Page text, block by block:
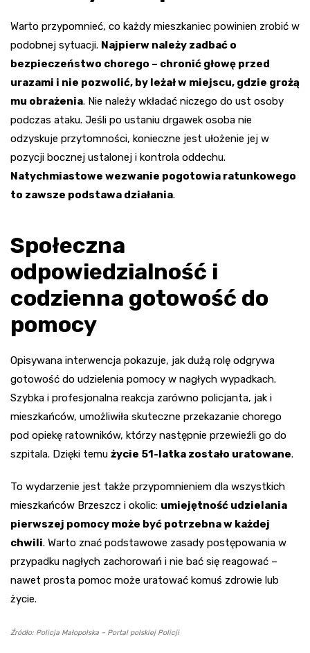
Warto przypomnieć, co każdy mieszkaniec powinien zrobić w
podobnej sytuacji. Najpierw należy zadbać o
bezpieczeństwo chorego – chronić głowę przed
urazami i nie pozwolić, by leżał w miejscu, gdzie grożą
mu obrażenia. Nie należy wkładać niczego do ust osoby
podczas ataku. Jeśli po ustaniu drgawek osoba nie
odzyskuje przytomności, konieczne jest ułożenie jej w
pozycji bocznej ustalonej i kontrola oddechu.
Natychmiastowe wezwanie pogotowia ratunkowego
to zawsze podstawa działania.
Społeczna
odpowiedzialność i
codzienna gotowość do
pomocy
Opisywana interwencja pokazuje, jak dużą rolę odgrywa
gotowość do udzielenia pomocy w nagłych wypadkach.
Szybka i profesjonalna reakcja zarówno policjanta, jak i
mieszkańców, umożliwiła skuteczne przekazanie chorego
pod opiekę ratowników, którzy następnie przewieźli go do
szpitala. Dzięki temu życie 51-latka zostało uratowane.
To wydarzenie jest także przypomnieniem dla wszystkich
mieszkańców Brzeszcz i okolic: umiejętność udzielania
pierwszej pomocy może być potrzebna w każdej
chwili. Warto znać podstawowe zasady postępowania w
przypadku nagłych zachorowań i nie bać się reagować –
nawet prosta pomoc może uratować komuś zdrowie lub
życie.
Źródło: Policja Małopolska – Portal polskiej Policji